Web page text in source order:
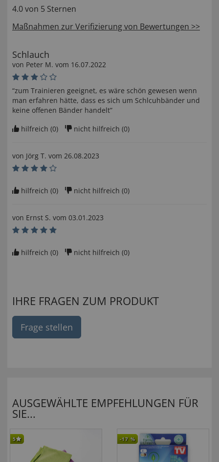
4.0 von 5 Sternen
Maßnahmen zur Verifizierung von Bewertungen >>
Schlauch
von Peter M. vom 16.07.2022
“zum Trainieren geeignet, es wäre schön gewesen wenn
man erfahren hätte, dass es sich um Schlcuhbänder und
keine offenen Bänder handelt”
hilfreich (0) nicht hilfreich (0)
von Jörg T. vom 26.08.2023
hilfreich (0) nicht hilfreich (0)
von Ernst S. vom 03.01.2023
hilfreich (0) nicht hilfreich (0)
IHRE FRAGEN ZUM PRODUKT
Frage stellen
AUSGEWÄHLTE EMPFEHLUNGEN FÜR
SIE...
5 -17 %